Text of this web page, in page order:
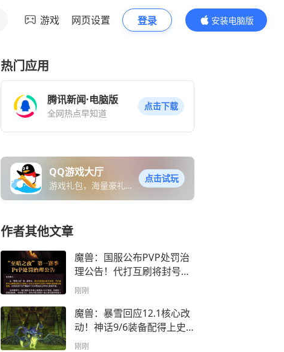
游戏 网页设置 登录
安装电脑版
内容更精彩
热门应用
腾讯新闻·电脑版
全网热点早知道
点击下载
QQ游戏大厅
游戏礼包，海量豪礼免
点击试玩
作者其他文章
魔兽：国服公布PVP处罚治
理公告！代打互刷将封号，
收回奖励！
刚刚
魔兽：暴雪回应12.1核心改
动！神话9/6装备配得上史
诗团本难度！
刚刚